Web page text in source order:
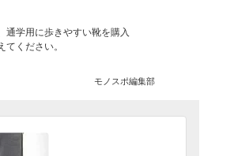
通学用に歩きやすい靴を購入
ください。
モノスポ編集部